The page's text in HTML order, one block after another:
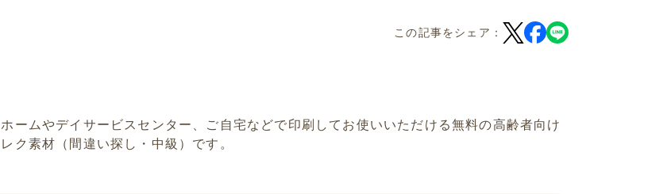
この記事をシェア：
ームやデイサービスセンター、ご自宅などで印刷してお使いいただける無料の高齢者向け
ク素材（間違い探し・中級）です。